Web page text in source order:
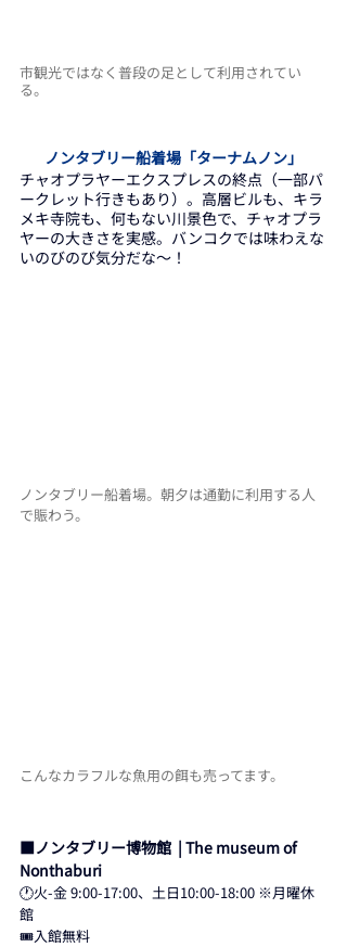
市観光ではなく普段の足として利用されてい
る。
ノンタブリー船着場「ターナムノン」
チャオプラヤーエクスプレスの終点（一部パ
ークレット行きもあり）。高層ビルも、キラ
メキ寺院も、何もない川景色で、チャオプラ
ヤーの大きさを実感。バンコクでは味わえな
いのびのび気分だな～！
ノンタブリー船着場。朝夕は通勤に利用する人
で賑わう。
こんなカラフルな魚用の餌も売ってます。
■ノンタブリー博物館  | The museum of
Nonthaburi
🕐火-金 9:00-17:00、土日10:00-18:00 ※月曜休
館
🎟️入館無料